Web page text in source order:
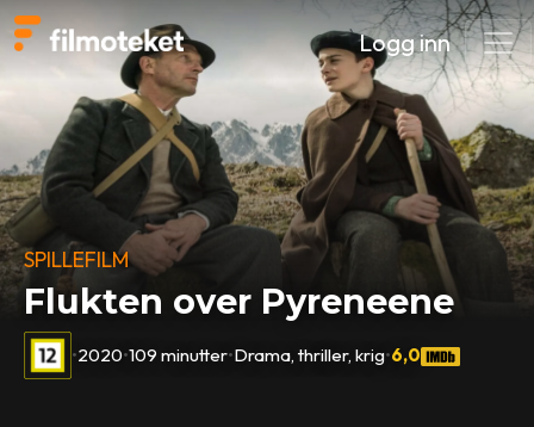
Logg inn
SPILLEFILM
Flukten over Pyreneene
•2020•109 minutter•Drama, thriller, krig•6,0